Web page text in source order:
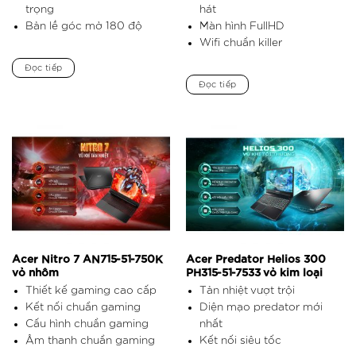
trọng
Bản lề góc mở 180 độ
Đọc tiếp
hát
Màn hình FullHD
Wifi chuẩn killer
Đọc tiếp
Acer Nitro 7 AN715-51-750K
vỏ nhôm
Thiết kế gaming cao cấp
Kết nối chuẩn gaming
Cấu hình chuẩn gaming
Âm thanh chuẩn gaming
Acer Predator Helios 300
PH315-51-7533 vỏ kim loại
Tản nhiệt vượt trội
Diện mạo predator mới
nhất
Kết nối siêu tốc